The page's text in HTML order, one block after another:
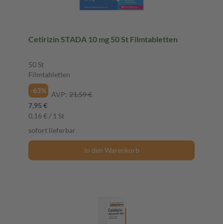
Cetirizin STADA 10 mg 50 St Filmtabletten
50 St
Filmtabletten
-63%
AVP: 21,59 €
7,95 €
0,16 € / 1 St
sofort lieferbar
In den Warenkorb